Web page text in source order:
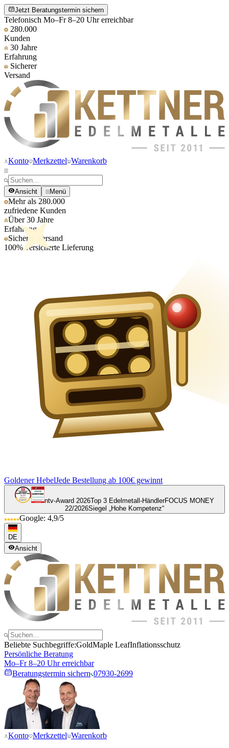
Jetzt Beratungstermin sichern
Telefonisch Mo–Fr 8–20 Uhr erreichbar
280.000
Kunden
30 Jahre
Erfahrung
Sicherer
Versand
Konto Merkzettel Warenkorb
Ansicht Menü
Mehr als 280.000
zufriedene Kunden
Über 30 Jahre
Erfahrung
Sicherer Versand
100% versicherte Lieferung
Goldener HebelJede Bestellung ab 100€ gewinnt
ntv-Award 2026Top 3 Edelmetall-HändlerFOCUS MONEY
22/2026Siegel „Hohe Kompetenz“
Google: 4,9/5
DE
Ansicht
Beliebte Suchbegriffe:GoldMaple LeafInflationsschutz
Persönliche Beratung
Mo–Fr 8–20 Uhr erreichbar
Beratungstermin sichern 07930-2699
Konto Merkzettel Warenkorb